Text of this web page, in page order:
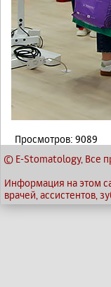
Просмотров: 9089
© E-Stomatology, Все
Информация на этом
врачей, ассистентов,